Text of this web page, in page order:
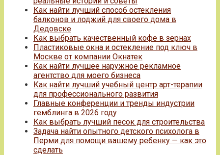
Как найти лучший способ остекления
балконов и лоджий для своего дома в
Дедовске
Как выбрать качественный кофе в зернах
Пластиковые окна и остекление под ключ в
Москве от компании Окнатек
Как найти лучшее наружное рекламное
агентство для моего бизнеса
Как найти лучший учебный центр арт-терапии
для профессионального развития
Главные конференции и тренды индустрии
гемблинга в 2026 году
Как выбрать лучший песок для строительства
Задача найти опытного детского психолога в
Перми для помощи вашему ребенку — как это
сделать